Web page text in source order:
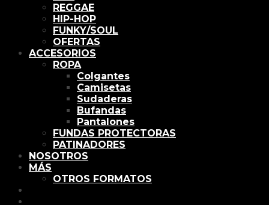
REGGAE
HIP-HOP
FUNKY/SOUL
OFERTAS
ACCESORIOS
ROPA
Colgantes
Camisetas
Sudaderas
Bufandas
Pantalones
FUNDAS PROTECTORAS
PATINADORES
NOSOTROS
MÁS
OTROS FORMATOS